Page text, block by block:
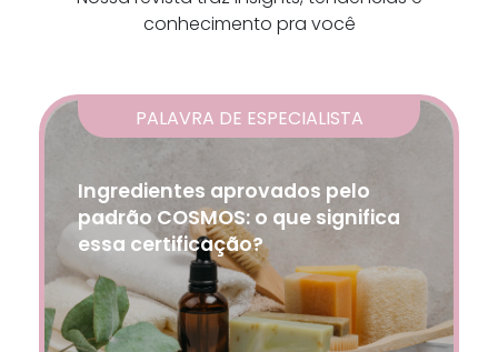
conhecimento pra você
PALAVRA DE ESPECIALISTA
Ingredientes aprovados pelo
padrão COSMOS: o que significa
essa certificação?